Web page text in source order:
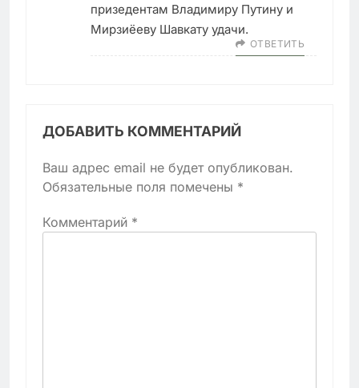
призедентам Владимиру Путину и
Мирзиёеву Шавкату удачи.
ОТВЕТИТЬ
ДОБАВИТЬ КОММЕНТАРИЙ
Ваш адрес email не будет опубликован.
Обязательные поля помечены *
Комментарий *